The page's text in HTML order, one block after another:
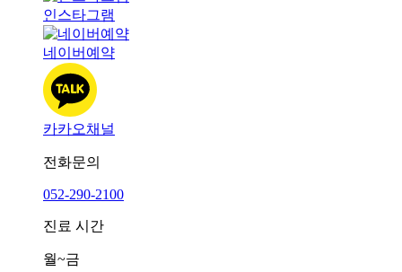
인스타그램
네이버예약
카카오채널
전화문의
052-290-2100
진료 시간
월~금